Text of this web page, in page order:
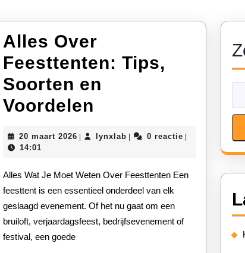
Alles Over
Feesttenten: Tips,
Soorten en
Voordelen
Feesttenten:
Tips,
Soorten
en
Voordelen
20 maart 202620
lynxlablynxlab0 reactie
14:01
Alles Wat Je Moet Weten Over Feesttenten Een
feesttent is een essentieel onderdeel van elk
geslaagd evenement. Of het nu gaat om een
bruiloft, verjaardagsfeest, bedrijfsevenement of
festival, een goede